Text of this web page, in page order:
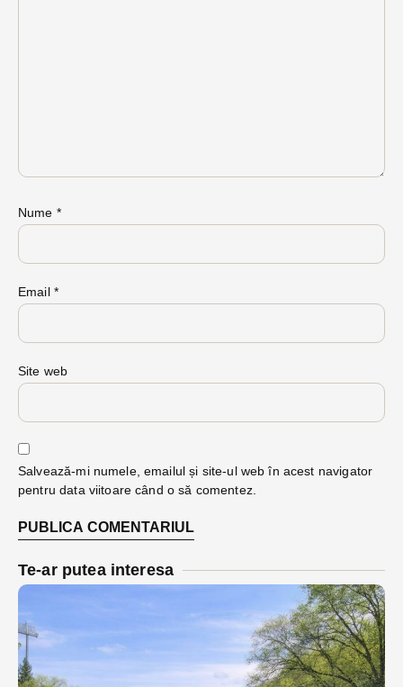
Nume *
Email *
Site web
Salvează-mi numele, emailul și site-ul web în acest navigator
pentru data viitoare când o să comentez.
Te-ar putea interesa